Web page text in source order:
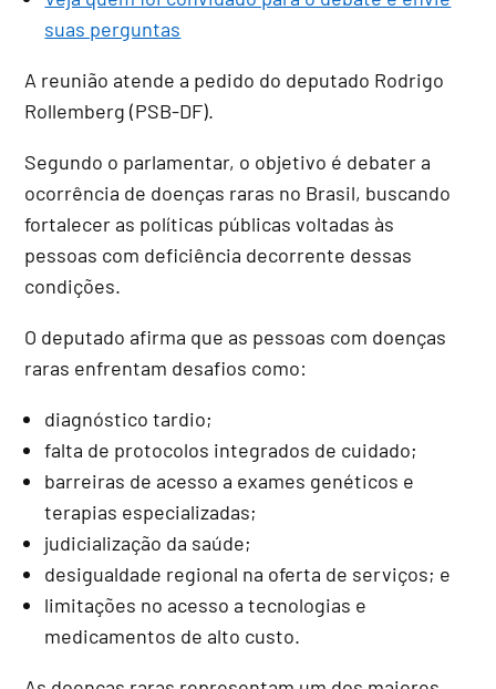
suas perguntas
A reunião atende a pedido do deputado Rodrigo
Rollemberg (PSB-DF).
Segundo o parlamentar, o objetivo é debater a
ocorrência de doenças raras no Brasil, buscando
fortalecer as políticas públicas voltadas às
pessoas com deficiência decorrente dessas
condições.
O deputado afirma que as pessoas com doenças
raras enfrentam desafios como:
diagnóstico tardio;
falta de protocolos integrados de cuidado;
barreiras de acesso a exames genéticos e
terapias especializadas;
judicialização da saúde;
desigualdade regional na oferta de serviços; e
limitações no acesso a tecnologias e
medicamentos de alto custo.